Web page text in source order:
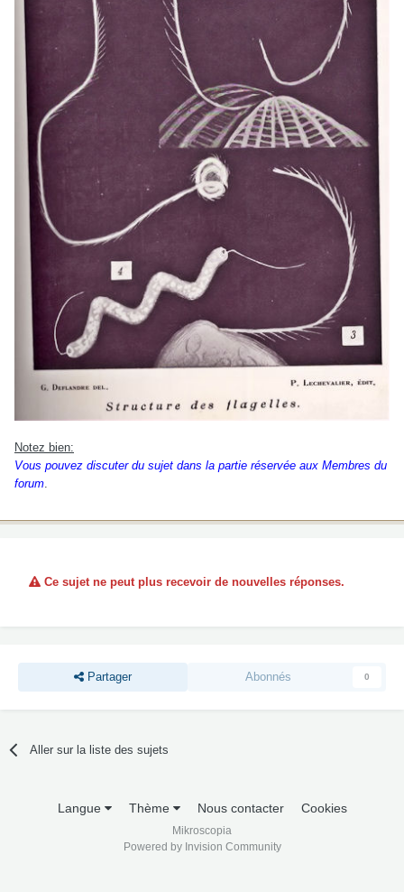
Notez bien:
Vous pouvez discuter du sujet dans la partie réservée aux Membres du
forum
Ce sujet ne peut plus recevoir de nouvelles réponses.
Partager Abonnés 0
Aller sur la liste des sujets
Langue Thème Nous contacter Cookies
Mikroscopia
Powered by Invision Community